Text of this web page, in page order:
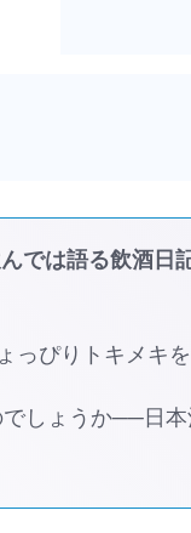
では語る飲酒日
っぴりトキメキ
しょうか──日